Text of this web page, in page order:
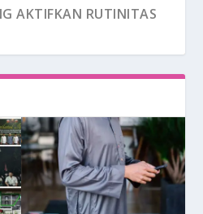
NASRANI TIDAK
AKTIFKAN RUTINITAS